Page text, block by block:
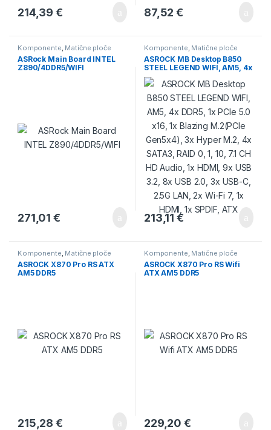
214,39€ 87,52€
Komponente, Matične ploče
ASRock Main Board INTEL
Z890/4DDR5/WIFI
271,01€
Komponente, Matične ploče
ASROCK MB Desktop B850
STEEL LEGEND WIFI, AM5, 4x
DDR5, 1x PCIe 5.0 x16, 1x
Blazing M.2(PCIe Gen5x4),
3x Hyper M.2, 4x SATA3, RAID
0, 1, 10, 7.1 CH HD Audio, 1x
HDMI, 9x USB 3.2, 8x USB 2.0,
3x USB-C, 2.5G LAN, 2x Wi-Fi
7, 1x HDMI, 1x SPDIF, ATX
213,11€
Komponente, Matične ploče
ASROCK X870 Pro RS ATX
AM5 DDR5
215,28€
Komponente, Matične ploče
ASROCK X870 Pro RS Wifi
ATX AM5 DDR5
229,20€